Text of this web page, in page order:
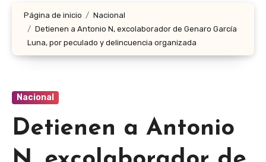
Página de inicio
Nacional
Detienen a Antonio N, excolaborador de Genaro García
Luna, por peculado y delincuencia organizada
Nacional
Detienen a Antonio